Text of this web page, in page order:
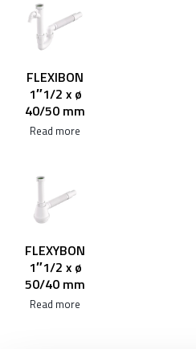
FLEXIBON
1″1/2 x ø
40/50 mm
Read more
FLEXYBON
1″1/2 x ø
50/40 mm
Read more